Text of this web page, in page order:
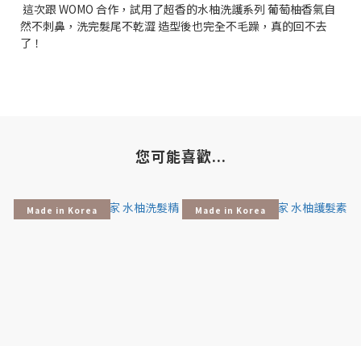
這次跟 WOMO 合作，試用了超香的水柚洗護系列 葡萄柚香氣自
然不刺鼻，洗完髮尾不乾澀 造型後也完全不毛躁，真的回不去
了！
您可能喜歡...
Made in Korea Made in Korea